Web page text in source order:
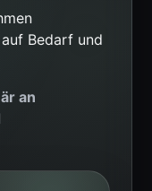
Bedarf und
an